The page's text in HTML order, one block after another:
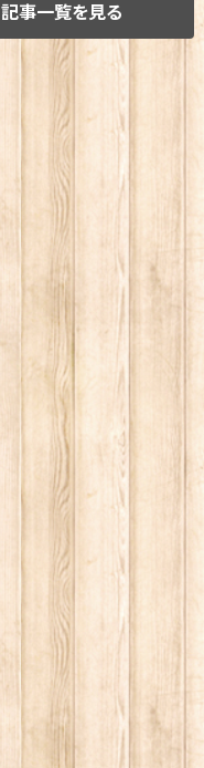
記事一覧を見る